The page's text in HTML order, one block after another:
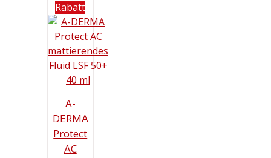
Rabatt
A-
DERMA
Protect
AC